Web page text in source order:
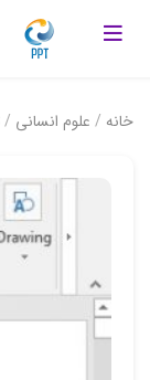
خانه / علوم انسانی /